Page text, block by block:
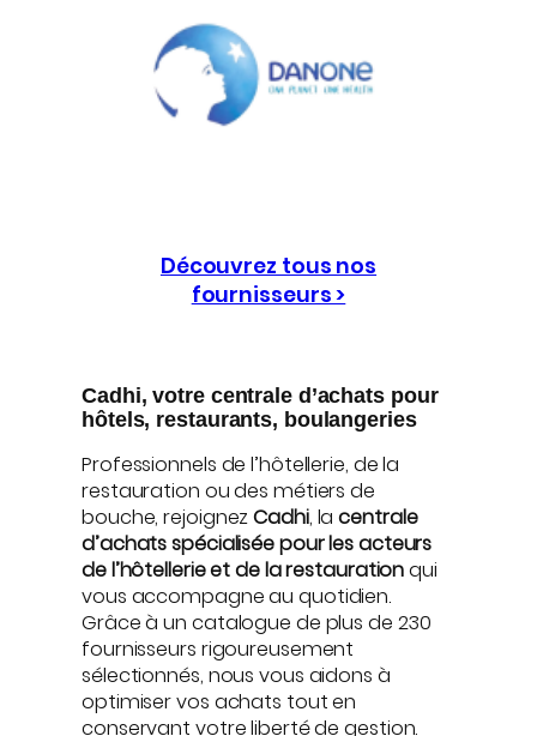
Découvrez tous nos
fournisseurs >
Cadhi, votre centrale d’achats pour
hôtels, restaurants, boulangeries
Professionnels de l’hôtellerie, de la
restauration ou des métiers de
bouche, rejoignezCadhi, lacentrale
d’achats spécialisée pour les acteurs
de l’hôtellerie et de la restaurationqui
vous accompagne au quotidien.
Grâce à un catalogue de plus de 230
fournisseurs rigoureusement
sélectionnés, nous vous aidons à
optimiser vos achats tout en
conservant votre liberté de gestion.